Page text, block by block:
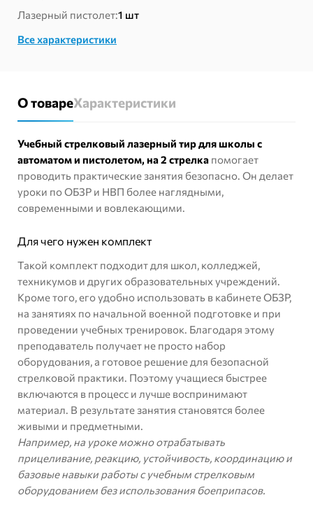
с
автоматом
и
стрелка
Лазерный пистолет:1 шт
Все характеристики
О товареХарактеристики
Учебный стрелковый лазерный тир для школы с
автоматом и пистолетом, на 2 стрелка помогает
проводить практические занятия безопасно. Он делает
уроки по ОБЗР и НВП более наглядными,
современными и вовлекающими.
Для чего нужен комплект
Такой комплект подходит для школ, колледжей,
техникумов и других образовательных учреждений.
Кроме того, его удобно использовать в кабинете ОБЗР,
на занятиях по начальной военной подготовке и при
проведении учебных тренировок. Благодаря этому
преподаватель получает не просто набор
оборудования, а готовое решение для безопасной
стрелковой практики. Поэтому учащиеся быстрее
включаются в процесс и лучше воспринимают
материал. В результате занятия становятся более
живыми и предметными.
Например, на уроке можно отрабатывать
прицеливание, реакцию, устойчивость, координацию и
базовые навыки работы с учебным стрелковым
оборудованием без использования боеприпасов.